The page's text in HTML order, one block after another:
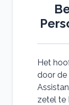
Het
door de
zetel te